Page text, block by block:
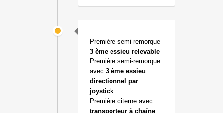
Première semi-remorque
3 ème essieu relevable
Première semi-remorque
avec 3 ème essieu
directionnel par
joystick
Première citerne avec
transporteur à chaîne